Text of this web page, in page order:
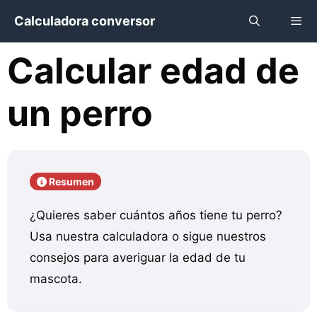
contenido
Calculadora conversor
Menú
Calcular edad de
un perro
Resumen
¿Quieres saber cuántos años tiene tu perro?
Usa nuestra calculadora o sigue nuestros
consejos para averiguar la edad de tu
mascota.